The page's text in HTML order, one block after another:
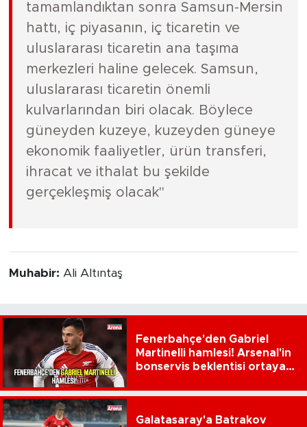
tamamlandıktan sonra Samsun-Mersin
hattı, iç piyasanın, iç ticaretin ve
uluslararası ticaretin ana taşıma
merkezleri haline gelecek. Samsun,
uluslararası ticaretin önemli
kulvarlarından biri olacak. Böylece
güneyden kuzeye, kuzeyden güneye
ekonomik faaliyetler, ürün transferi,
ihracat ve ithalat bu şekilde
gerçekleşmiş olacak"
Muhabir: Ali Altıntaş
Fenerbahçe'den Gabriel
Martinelli hamlesi! Arsenal'in
bonservis beklentisi ortaya
Galatasaray'a Batrakov